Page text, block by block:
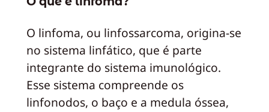
O linfoma, ou linfossarcoma, origina-se
no sistema linfático, que é parte
integrante do sistema imunológico.
Esse sistema compreende os
linfonodos, o baço e a medula óssea,